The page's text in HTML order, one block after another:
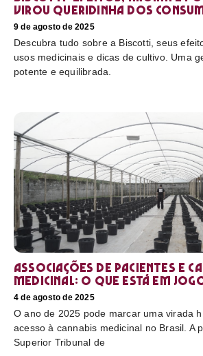
virou queridinha dos
9 de agosto de 2025
Descubra tudo sobre a Biscotti, seus
usos medicinais e dicas de cultivo. Uma
potente e equilibrada.
Associações de pacientes e
medicinal: o que está em
4 de agosto de 2025
O ano de 2025 pode marcar uma virada
acesso à cannabis medicinal no Brasil. A
Superior Tribunal de